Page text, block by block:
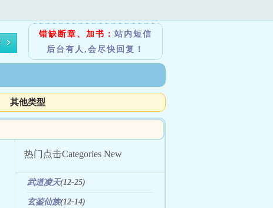
错缺断章、加书： 站内短信
后台有人,会尽快回复！
其他类型
热门点击Categories New
武道凌天(12-25)
玄鉴仙族(12-14)